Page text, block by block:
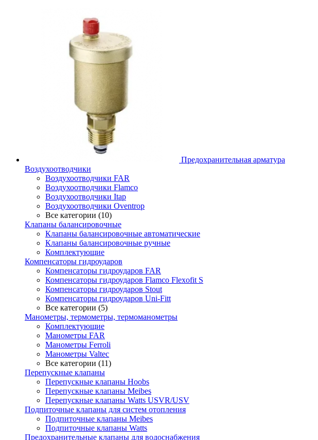
Предохранительная арматура
Воздухоотводчики
Воздухоотводчики FAR
Воздухоотводчики Flamco
Воздухоотводчики Itap
Воздухоотводчики Oventrop
Все категории (10)
Клапаны балансировочные
Клапаны балансировочные автоматические
Клапаны балансировочные ручные
Комплектующие
Компенсаторы гидроударов
Компенсаторы гидроударов FAR
Компенсаторы гидроударов Flamco Flexofit S
Компенсаторы гидроударов Stout
Компенсаторы гидроударов Uni-Fitt
Все категории (5)
Манометры, термометры, термоманометры
Комплектующие
Манометры FAR
Манометры Ferroli
Манометры Valtec
Все категории (11)
Перепускные клапаны
Перепускные клапаны Hoobs
Перепускные клапаны Meibes
Перепускные клапаны Watts USVR/USV
Подпиточные клапаны для систем отопления
Подпиточные клапаны Meibes
Подпиточные клапаны Watts
Предохранительные клапаны для водоснабжения